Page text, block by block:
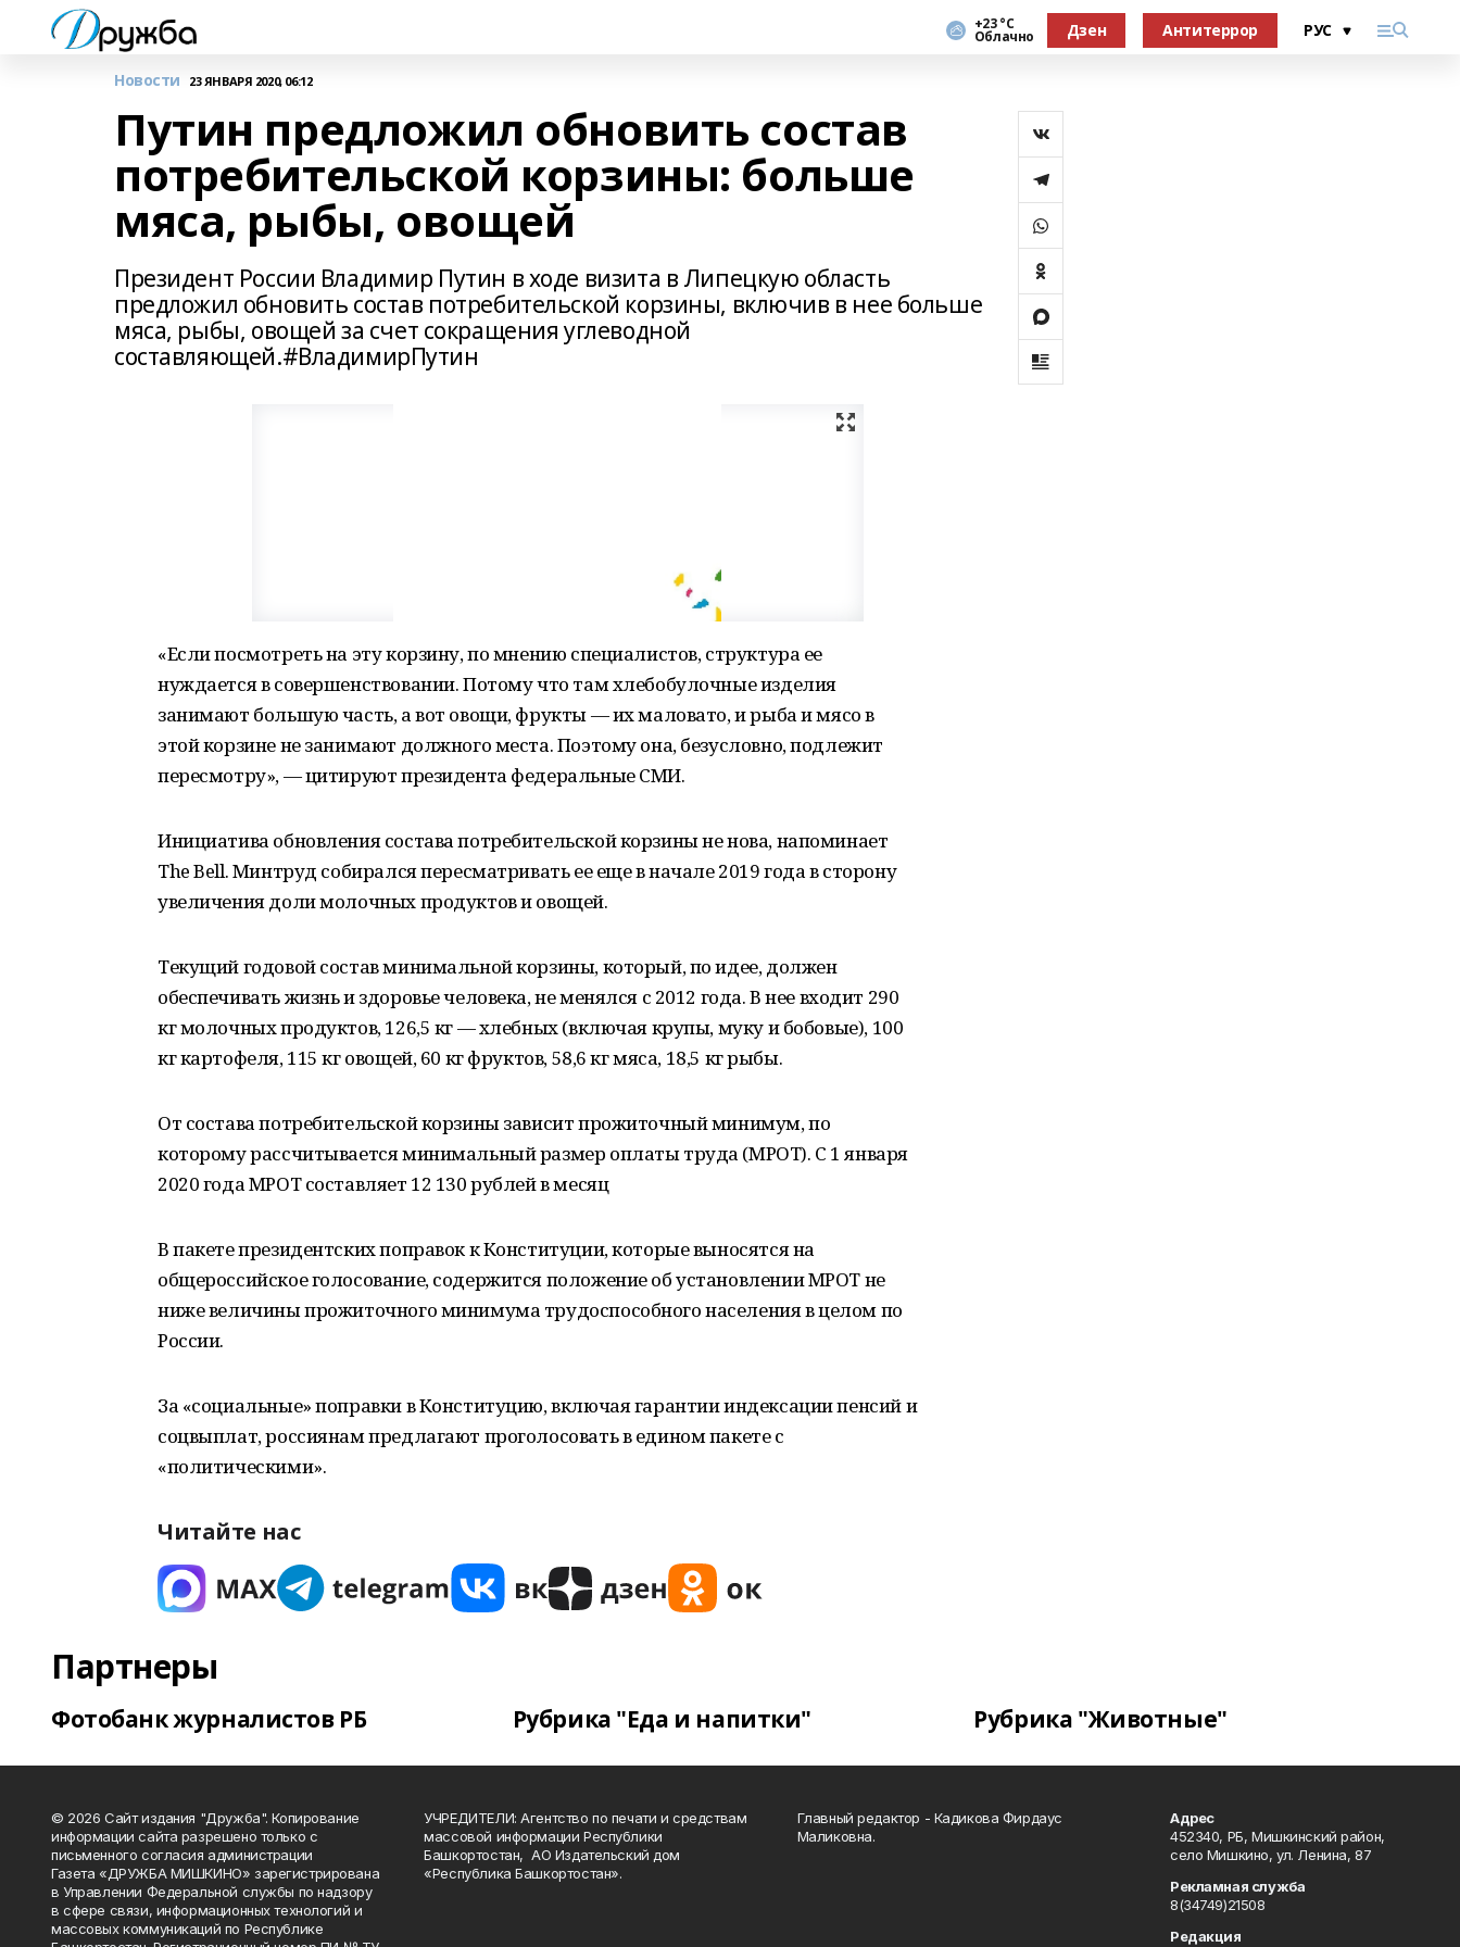
+23 °С
Облачно Дзен Антитеррор
Новости 23 ЯНВАРЯ 2020, 06:12
Путин предложил обновить состав
потребительской корзины: больше
мяса, рыбы, овощей
Президент России Владимир Путин в ходе визита в Липецкую область
предложил обновить состав потребительской корзины, включив в нее больше
мяса, рыбы, овощей за счет сокращения углеводной
составляющей.#ВладимирПутин
«Если посмотреть на эту корзину, по мнению специалистов, структура ее
нуждается в совершенствовании. Потому что там хлебобулочные изделия
занимают большую часть, а вот овощи, фрукты — их маловато, и рыба и мясо в
этой корзине не занимают должного места. Поэтому она, безусловно, подлежит
пересмотру», — цитируют президента федеральные СМИ.
Инициатива обновления состава потребительской корзины не нова, напоминает
The Bell. Минтруд собирался пересматривать ее еще в начале 2019 года в сторону
увеличения доли молочных продуктов и овощей.
Текущий годовой состав минимальной корзины, который, по идее, должен
обеспечивать жизнь и здоровье человека, не менялся с 2012 года. В нее входит 290
кг молочных продуктов, 126,5 кг — хлебных (включая крупы, муку и бобовые), 100
кг картофеля, 115 кг овощей, 60 кг фруктов, 58,6 кг мяса, 18,5 кг рыбы.
От состава потребительской корзины зависит прожиточный минимум, по
которому рассчитывается минимальный размер оплаты труда (МРОТ). С 1 января
2020 года МРОТ составляет 12 130 рублей в месяц
В пакете президентских поправок к Конституции, которые выносятся на
общероссийское голосование, содержится положение об установлении МРОТ не
ниже величины прожиточного минимума трудоспособного населения в целом по
России.
За «социальные» поправки в Конституцию, включая гарантии индексации пенсий и
соцвыплат, россиянам предлагают проголосовать в едином пакете с
«политическими».
Читайте нас
Партнеры
Фотобанк журналистов РБ Рубрика "Еда и напитки" Рубрика "Животные"
© 2026 Сайт издания "Дружба". Копирование
информации сайта разрешено только с
письменного согласия администрации
Газета «ДРУЖБА МИШКИНО» зарегистрирована
в Управлении Федеральной службы по надзору
в сфере связи, информационных технологий и
массовых коммуникаций по Республике
УЧРЕДИТЕЛИ: Агентство по печати и средствам
массовой информации Республики
Башкортостан, АО Издательский дом
«Республика Башкортостан».
Главный редактор - Кадикова Фирдаус
Маликовна.
Адрес
452340, РБ, Мишкинский район,
село Мишкино, ул. Ленина, 87
Рекламная служба
8(34749)21508
Редакция